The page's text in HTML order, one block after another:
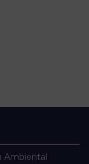
Ambiental